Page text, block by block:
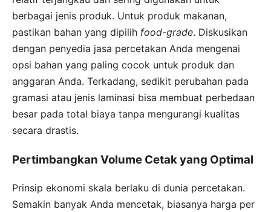
berbagai jenis produk. Untuk produk makanan,
pastikan bahan yang dipilih food-grade. Diskusikan
dengan penyedia jasa percetakan Anda mengenai
opsi bahan yang paling cocok untuk produk dan
anggaran Anda. Terkadang, sedikit perubahan pada
gramasi atau jenis laminasi bisa membuat perbedaan
besar pada total biaya tanpa mengurangi kualitas
secara drastis.
Pertimbangkan Volume Cetak yang Optimal
Prinsip ekonomi skala berlaku di dunia percetakan.
Semakin banyak Anda mencetak, biasanya harga per